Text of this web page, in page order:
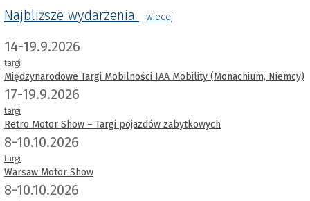
Najbliższe wydarzenia
wiecej
14-19.9.2026
targi
Międzynarodowe Targi Mobilności IAA Mobility (Monachium, Niemcy)
17-19.9.2026
targi
Retro Motor Show – Targi pojazdów zabytkowych
8-10.10.2026
targi
Warsaw Motor Show
8-10.10.2026